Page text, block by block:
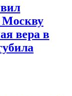
Москву
вера в